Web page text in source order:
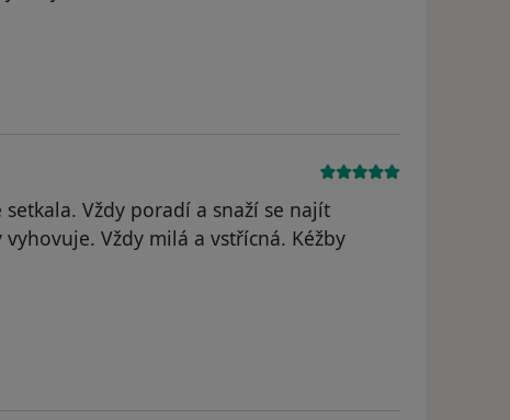
účet byl odstraněn
Vždy poradí a snaží se najít
Vždy milá a vstřícná. Kéžby